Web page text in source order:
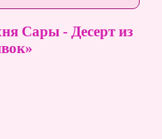
Сары - Десерт из